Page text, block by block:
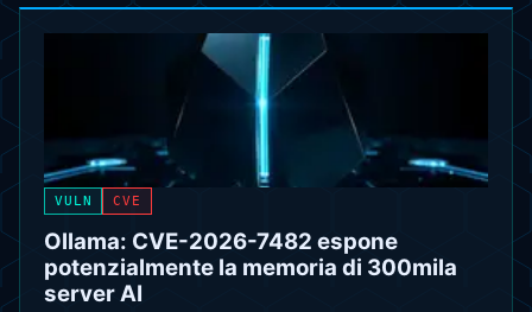
VULN CVE
Ollama: CVE-2026-7482 espone
potenzialmente la memoria di 300mila
server AI